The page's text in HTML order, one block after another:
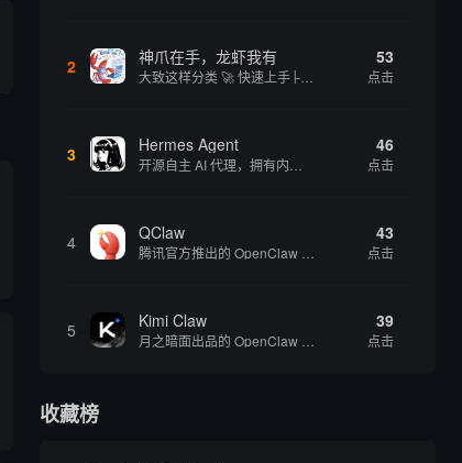
2 神爪在手，龙虾我有 53
点击
3 Hermes Agent 46
点击
4 QClaw 43
点击
5 Kimi Claw 39
点击
收藏榜